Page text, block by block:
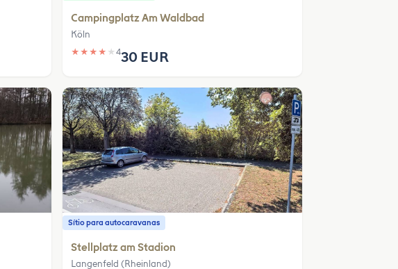
Campingplatz Am Waldbad
Köln
★ ★ ★ ★ ★ 430 EUR
Sítio para autocaravanas
Stellplatz am Stadion
Langenfeld (Rheinland)